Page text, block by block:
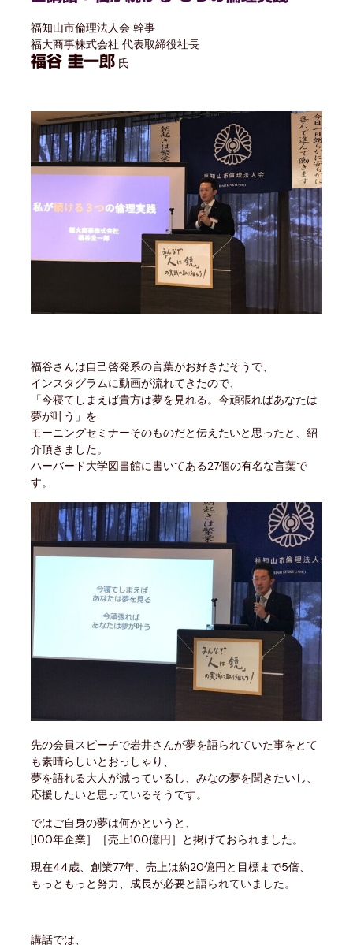
福知山市倫理法人会 幹事
福大商事株式会社 代表取締役社長
福谷 圭一郎氏
福谷さんは自己啓発系の言葉がお好きだそうで、
インスタグラムに動画が流れてきたので、
「今寝てしまえば貴方は夢を見れる。今頑張ればあなたは
夢が叶う」を
モーニングセミナーそのものだと伝えたいと思ったと、紹
介頂きました。
ハーバード大学図書館に書いてある27個の有名な言葉で
す。
先の会員スピーチで岩井さんが夢を語られていた事をとて
も素晴らしいとおっしゃり、
夢を語れる大人が減っているし、みなの夢を聞きたいし、
応援したいと思っているそうです。
ではご自身の夢は何かというと、
[100年企業］［売上100億円］と掲げておられました。
現在44歳、創業77年、売上は約20億円と目標まで5倍、
もっともっと努力、成長が必要と語られていました。
講話では、